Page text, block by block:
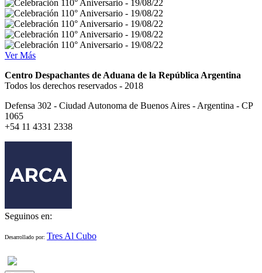
Ver Más
Centro Despachantes de Aduana de la República Argentina
Todos los derechos reservados - 2018
Defensa 302 - Ciudad Autonoma de Buenos Aires - Argentina - CP
1065
+54 11 4331 2338
Seguinos en:
Desarrollado por: Tres Al Cubo